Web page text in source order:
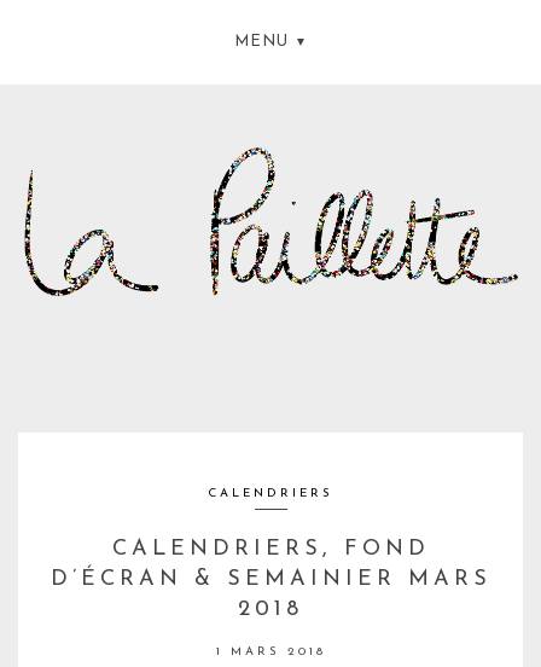
MENU
CALENDRIERS
CALENDRIERS, FOND
D’ÉCRAN & SEMAINIER MARS
2018
1 MARS 2018